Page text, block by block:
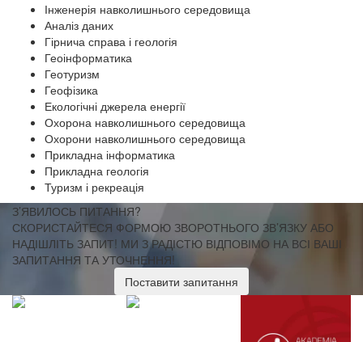
Інженерія навколишнього середовища
Аналіз даних
Гірнича справа і геологія
Геоінформатика
Геотуризм
Геофізика
Екологічні джерела енергії
Охорона навколишнього середовища
Охорони навколишнього середовища
Прикладна інформатика
Прикладна геологія
Туризм і рекреація
З’ЯВИЛОСЬ ПИТАННЯ?
СКОРИСТАЙТЕСЯ ФОРМОЮ ЗВОРОТНЬОГО ЗВ’ЯЗКУ АБО
НАДІШЛІТЬ ЗАПИТ! МИ З РАДІСТЮ ВІДПОВІМО НА ВСІ ВАШІ
ЗАПИТАННЯ ТА УТОЧНЕННЯ!
Поставити запитання